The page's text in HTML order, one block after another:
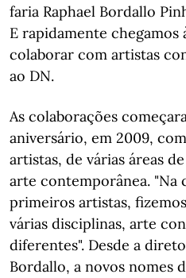
faria Raphael Bordallo
E rapidamente
colaborar com artistas
ao DN.
As colaborações
aniversário, em 2009,
artistas, de várias áreas
arte contemporânea. "Na
primeiros artistas,
várias disciplinas, arte
diferentes". Desde a
Bordallo, a novos nomes